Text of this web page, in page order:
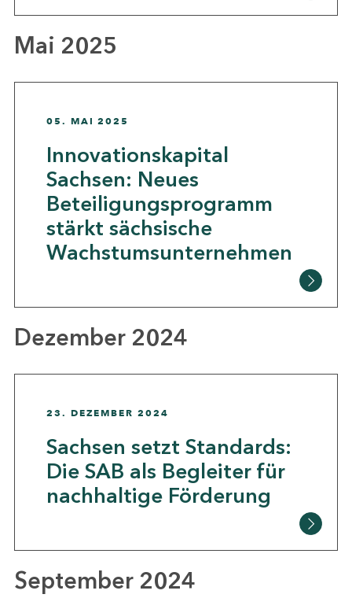
Mai 2025
05. MAI 2025
Innovationskapital
Sachsen: Neues
Beteiligungsprogramm
stärkt sächsische
Wachstumsunternehmen
Dezember 2024
23. DEZEMBER 2024
Sachsen setzt Standards:
Die SAB als Begleiter für
nachhaltige Förderung
September 2024